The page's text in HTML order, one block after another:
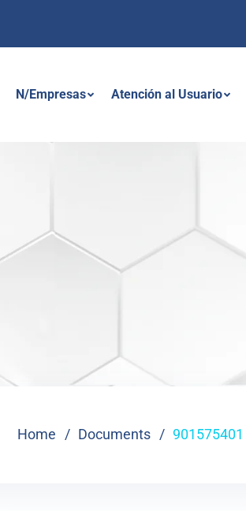
N/Empresas Atención al Usuario
Home Documents 901575401